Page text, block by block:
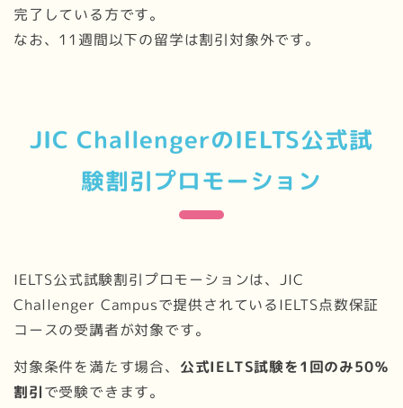
完了している方です。
なお、11週間以下の留学は割引対象外です。
JIC ChallengerのIELTS公式試
験割引プロモーション
IELTS公式試験割引プロモーションは、JIC
Challenger Campusで提供されているIELTS点数保証
コースの受講者が対象です。
対象条件を満たす場合、 公式IELTS試験を1回のみ50％
割引で受験できます。